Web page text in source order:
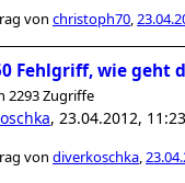
von christoph70,
Fehlgriff, wie geht
2293 Zugriffe
, 23.04.2012, 11:23
von diverkoschka,